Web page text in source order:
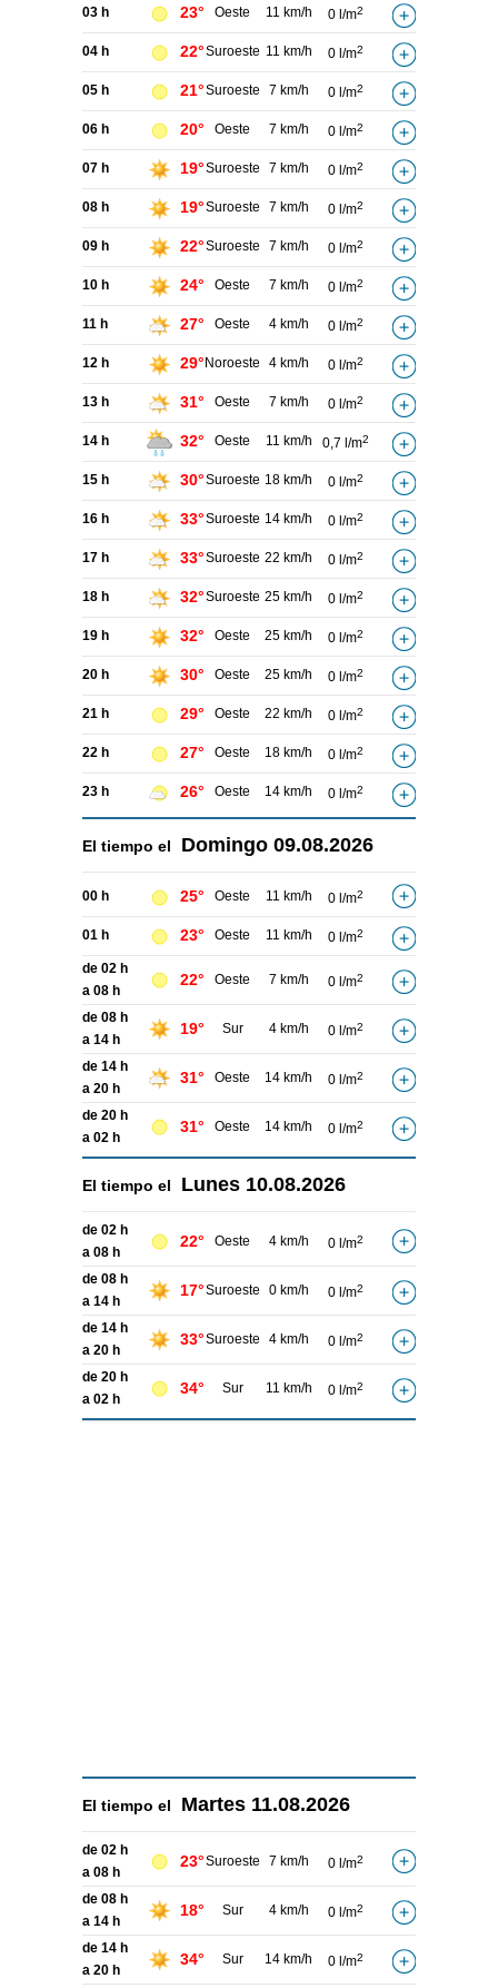
03 h 23° Oeste 11 km/h 0 l/m2
04 h 22°Suroeste 11 km/h 0 l/m2
05 h 21°Suroeste 7 km/h 0 l/m2
06 h 20° Oeste 7 km/h 0 l/m2
07 h 19°Suroeste 7 km/h 0 l/m2
08 h 19°Suroeste 7 km/h 0 l/m2
09 h 22°Suroeste 7 km/h 0 l/m2
10 h 24° Oeste 7 km/h 0 l/m2
11 h 27° Oeste 4 km/h 0 l/m2
12 h 29° Noroeste 4 km/h 0 l/m2
13 h 31° Oeste 7 km/h 0 l/m2
14 h 32° Oeste 11 km/h 0,7 l/m2
15 h 30°Suroeste 18 km/h 0 l/m2
16 h 33°Suroeste 14 km/h 0 l/m2
17 h 33°Suroeste 22 km/h 0 l/m2
18 h 32°Suroeste 25 km/h 0 l/m2
19 h 32° Oeste 25 km/h 0 l/m2
20 h 30° Oeste 25 km/h 0 l/m2
21 h 29° Oeste 22 km/h 0 l/m2
22 h 27° Oeste 18 km/h 0 l/m2
23 h 26° Oeste 14 km/h 0 l/m2
El tiempo el Domingo 09.08.2026
00 h 25° Oeste 11 km/h 0 l/m2
01 h 23° Oeste 11 km/h 0 l/m2
de 02 h
a 08 h
22° Oeste 7 km/h 0 l/m2
de 08 h
a 14 h
19° Sur 4 km/h 0 l/m2
de 14 h
a 20 h
31° Oeste 14 km/h 0 l/m2
de 20 h
a 02 h
31° Oeste 14 km/h 0 l/m2
El tiempo el Lunes 10.08.2026
de 02 h
a 08 h
22° Oeste 4 km/h 0 l/m2
de 08 h
a 14 h
17°Suroeste 0 km/h 0 l/m2
de 14 h
a 20 h
33°Suroeste 4 km/h 0 l/m2
de 20 h
a 02 h
34° Sur 11 km/h 0 l/m2
El tiempo el Martes 11.08.2026
de 02 h
a 08 h
23°Suroeste 7 km/h 0 l/m2
de 08 h
a 14 h
18° Sur 4 km/h 0 l/m2
de 14 h
a 20 h
34° Sur 14 km/h 0 l/m2